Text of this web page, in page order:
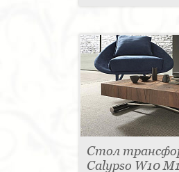
Стол
Calypso W10